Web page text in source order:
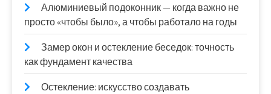
Алюминиевый подоконник — когда важно не
просто «чтобы было», а чтобы работало на годы
Замер окон и остекление беседок: точность
как фундамент качества
Остекление: искусство создавать